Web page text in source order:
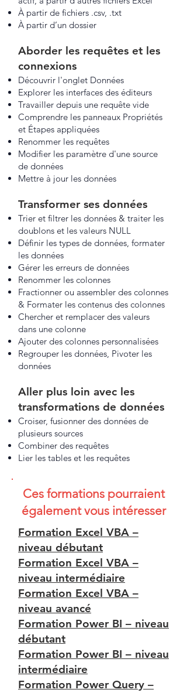
À partir de fichiers .csv, .txt
À partir d’un dossier
Aborder les requêtes et les
connexions
Découvrir l'onglet Données
Explorer les interfaces des éditeurs
Travailler depuis une requête vide
Comprendre les panneaux Propriétés
et Étapes appliquées
Renommer les requêtes
Modifier les paramètre d'une source
de données
Mettre à jour les données
Transformer ses données
Trier et filtrer les données & traiter les
doublons et les valeurs NULL
Définir les types de données, formater
les données
Gérer les erreurs de données
Renommer les colonnes
Fractionner ou assembler des colonnes
& Formater les contenus des colonnes
Chercher et remplacer des valeurs
dans une colonne
Ajouter des colonnes personnalisées
Regrouper les données, Pivoter les
données
Aller plus loin avec les
transformations de données
Croiser, fusionner des données de
plusieurs sources
Combiner des requêtes
Lier les tables et les requêtes
Ces formations pourraient
également vous intéresser
Formation Excel VBA –
niveau débutant
Formation Excel VBA –
niveau intermédiaire
Formation Excel VBA –
niveau avancé
Formation Power BI – niveau
débutant
Formation Power BI – niveau
intermédiaire
Formation Power Query –